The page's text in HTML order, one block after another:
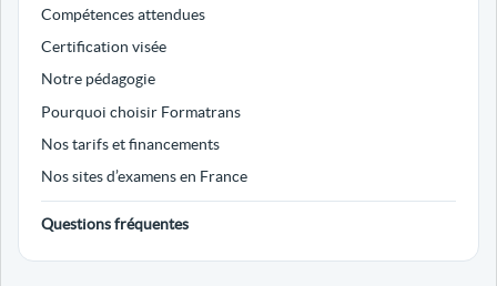
Compétences attendues
Certification visée
Notre pédagogie
Pourquoi choisir Formatrans
Nos tarifs et financements
Nos sites d’examens en France
Questions fréquentes